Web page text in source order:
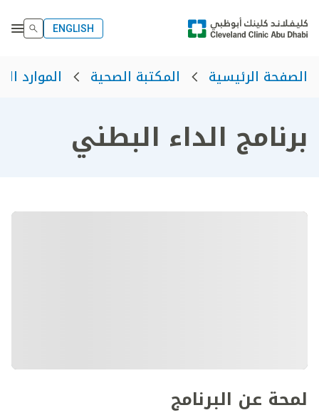
ENGLISH
الصفحة الرئيسية المكتبة الصحية الموارد
برنامج الداء البطني
لمحة عن البرنامج